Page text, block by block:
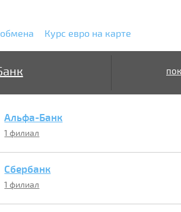
Курс евро на карте
Альфа-Банк
1 филиал
Сбербанк
1 филиал